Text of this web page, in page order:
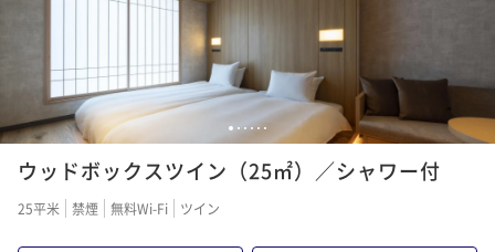
ポイント即利用で
¥ 13,903 ~
ポイントアップ
【早割60】＜食事なし＞60日前までのご予約に！サウ
ナ完備の銭湯・フリーフローのドリンクスペースで充
実したホテルステイ
1 23456
ウッドボックスツイン（25㎡）／シャワー付
25平米 禁煙 無料Wi-Fi ツイン